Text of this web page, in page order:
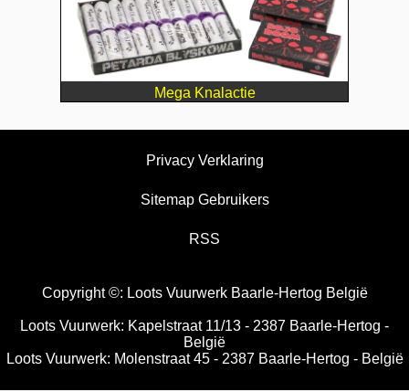
Mega Knalactie
Privacy Verklaring
Sitemap Gebruikers
RSS
Copyright ©: Loots Vuurwerk Baarle-Hertog België
Loots Vuurwerk: Kapelstraat 11/13 - 2387 Baarle-Hertog -
België
Loots Vuurwerk: Molenstraat 45 - 2387 Baarle-Hertog - België